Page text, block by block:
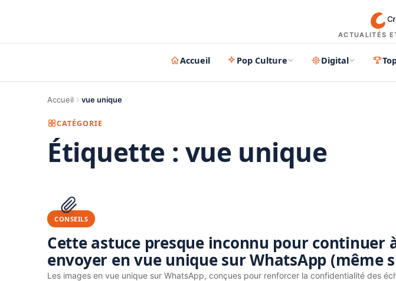
ACTUALITÉS
Accueil Pop Culture Digital
Accueil vue unique
CATÉGORIE
Étiquette : vue unique
CONSEILS
Cette astuce presque inconnu pour continuer
envoyer en vue unique sur WhatsApp (même
Les images en vue unique sur WhatsApp, conçues pour renforcer la confidentialité des